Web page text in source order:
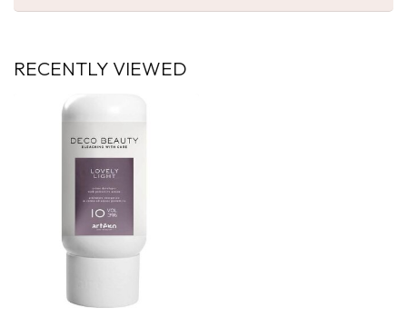
RECENTLY VIEWED